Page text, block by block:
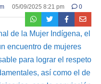
05/09/2025 8:21 pm 0
de la Mujer Indígena, el
encuentro de mujeres
para lograr el respeto
así como el de